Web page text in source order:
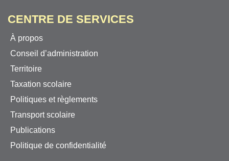
CENTRE DE SERVICES
À propos
Conseil d’administration
Territoire
Taxation scolaire
Politiques et règlements
Transport scolaire
Publications
Politique de confidentialité